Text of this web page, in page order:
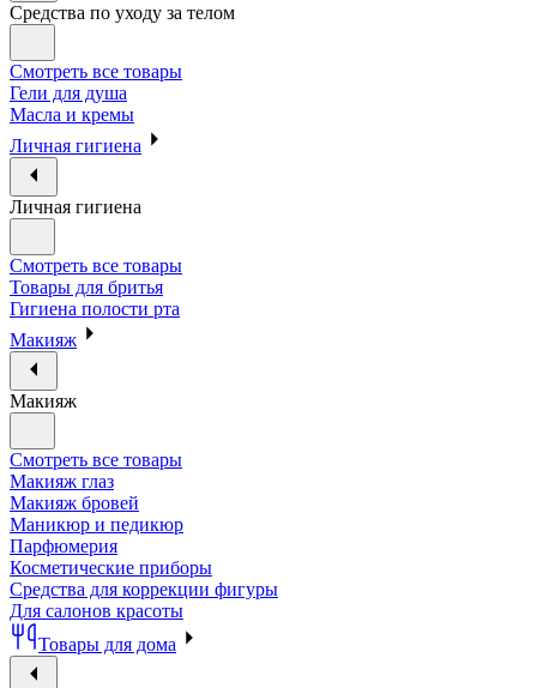
Средства по уходу за телом
Смотреть все товары
Гели для душа
Масла и кремы
Личная гигиена
Личная гигиена
Смотреть все товары
Товары для бритья
Гигиена полости рта
Макияж
Макияж
Смотреть все товары
Макияж глаз
Макияж бровей
Маникюр и педикюр
Парфюмерия
Косметические приборы
Средства для коррекции фигуры
Для салонов красоты
Товары для дома